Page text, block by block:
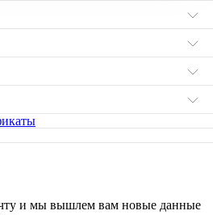
и мы вышлем вам новые данные